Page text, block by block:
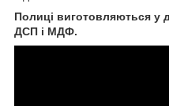
Полиці виготовляються у
ДСП і МДФ.